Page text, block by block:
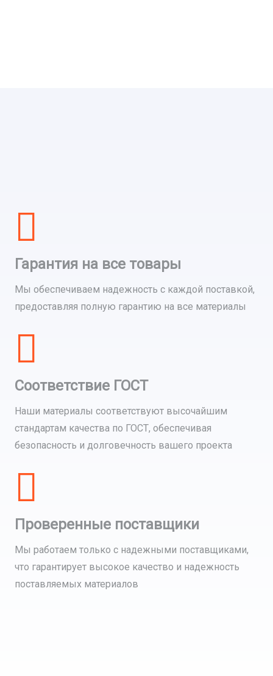
Гарантия на все товары
Мы обеспечиваем надежность с каждой поставкой,
предоставляя полную гарантию на все материалы
Соответствие ГОСТ
Наши материалы соответствуют высочайшим
стандартам качества по ГОСТ, обеспечивая
безопасность и долговечность вашего проекта
Проверенные поставщики
Мы работаем только с надежными поставщиками,
что гарантирует высокое качество и надежность
поставляемых материалов